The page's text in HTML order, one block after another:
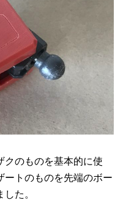
クのものを基本的に使
ートのものを先端のボー
た。